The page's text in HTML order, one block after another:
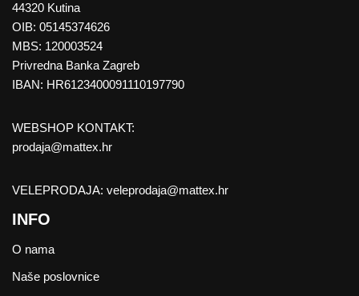
44320 Kutina
OIB: 05145374626
MBS: 120003524
Privredna Banka Zagreb
IBAN: HR6123400091110197790
WEBSHOP KONTAKT:
prodaja@mattex.hr
VELEPRODAJA: veleprodaja@mattex.hr
INFO
O nama
Naše poslovnice